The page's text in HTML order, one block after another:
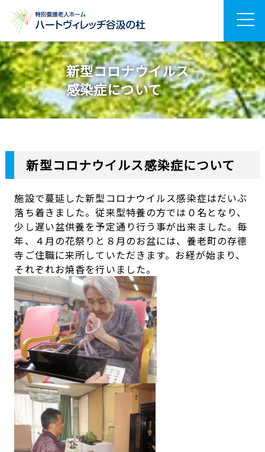
新型コロナウイルス
感染症について
新型コロナウイルス感染症について
施設で蔓延した新型コロナウイルス感染症はだいぶ
落ち着きました。従来型特養の方では０名となり、
少し遅い盆供養を予定通り行う事が出来ました。毎
年、４月の花祭りと８月のお盆には、養老町の存德
寺ご住職に来所していただきます。お経が始まり、
それぞれお焼香を行いました。